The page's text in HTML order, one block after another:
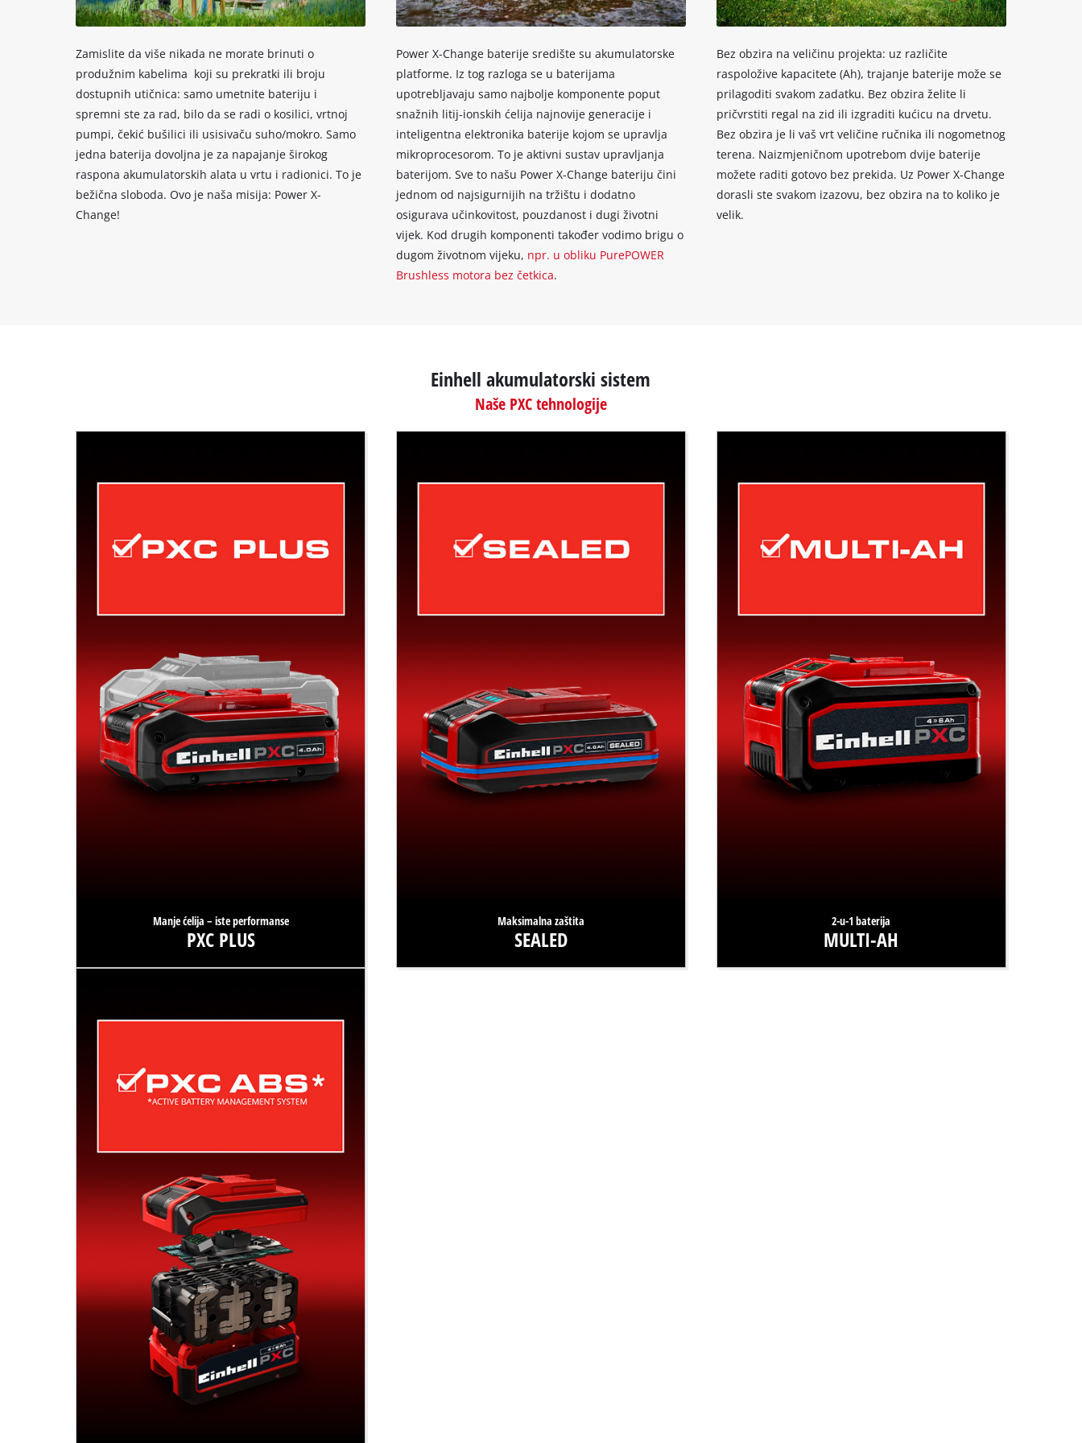
the
of
technologies
used.
Powered
by
Usercentrics
Management
Platform
Zamislite da više nikada ne morate brinuti o
produžnim kabelima koji su prekratki ili broju
dostupnih utičnica: samo umetnite bateriju i
spremni ste za rad, bilo da se radi o kosilici, vrtnoj
pumpi, čekić bušilici ili usisivaču suho/mokro. Samo
jedna baterija dovoljna je za napajanje širokog
raspona akumulatorskih alata u vrtu i radionici. To je
bežična sloboda. Ovo je naša misija: Power X-
Change!
Power X-Change baterije središte su akumulatorske
platforme. Iz tog razloga se u baterijama
upotrebljavaju samo najbolje komponente poput
snažnih litij-ionskih ćelija najnovije generacije i
inteligentna elektronika baterije kojom se upravlja
mikroprocesorom. To je aktivni sustav upravljanja
baterijom. Sve to našu Power X-Change bateriju čini
jednom od najsigurnijih na tržištu i dodatno
osigurava učinkovitost, pouzdanost i dugi životni
vijek. Kod drugih komponenti također vodimo brigu o
dugom životnom vijeku, npr. u obliku PurePOWER
Brushless motora bez četkica.
Bez obzira na veličinu projekta: uz različite
raspoložive kapacitete (Ah), trajanje baterije može se
prilagoditi svakom zadatku. Bez obzira želite li
pričvrstiti regal na zid ili izgraditi kućicu na drvetu.
Bez obzira je li vaš vrt veličine ručnika ili nogometnog
terena. Naizmjeničnom upotrebom dvije baterije
možete raditi gotovo bez prekida. Uz Power X-Change
dorasli ste svakom izazovu, bez obzira na to koliko je
velik.
Einhell akumulatorski sistem
Naše PXC tehnologije
Manje ćelija – iste performanse
PXC PLUS
Maksimalna zaštita
SEALED
2-u-1 baterija
MULTI-AH